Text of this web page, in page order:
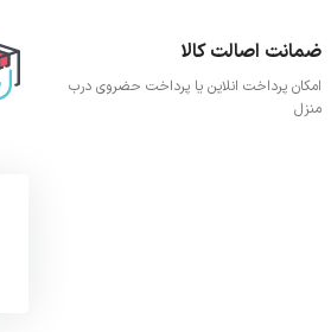
ضمانت اصالت کالا
امکان پرداخت انلاین یا پرداخت حضروی درب
منزل